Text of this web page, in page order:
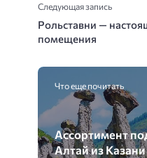
Следующая запись
Рольставни —
помещения
Что еще почитать
Ассортимент
Алтай из Казани